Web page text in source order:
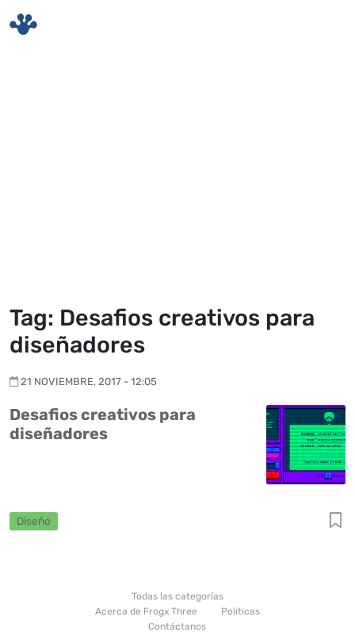
Tag: Desafios creativos para
diseñadores
21 NOVIEMBRE, 2017 - 12:05
Desafios creativos para
diseñadores
Diseño
Todas las categorías
Acerca de Frogx Three
Politicas
Contáctanos